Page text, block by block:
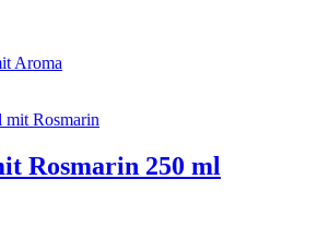
Aroma
Rosmarin 250 ml